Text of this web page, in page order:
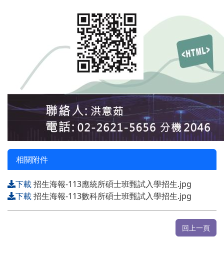
相關附件
下載招生海報-113應統所碩士班甄試入學招生.jpg
下載招生海報-113數科所碩士班甄試入學招生.jpg
回上一頁